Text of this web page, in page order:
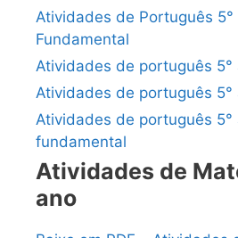
Atividades de Português 5°
Fundamental
Atividades de português 5°
Atividades de português 5°
Atividades de português 5°
fundamental
Atividades de
ano